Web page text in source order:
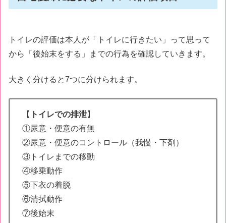
トイレの評価は本人が「トイレに行きたい」って思って
から「後始末をする」までの行為を確認していきます。
大きく分けると7つに分けられます。
【 トイレでの排泄】
①尿意・便意の有無
②尿意・便意のコントロール（我慢・下剤）
③トイレまでの移動
④移乗動作
⑤下衣の着脱
⑥清拭動作
⑦後始末